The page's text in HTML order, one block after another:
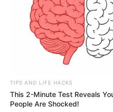
TIPS AND LIFE HACKS
This 2-Minute Test Reveals
People Are Shocked!